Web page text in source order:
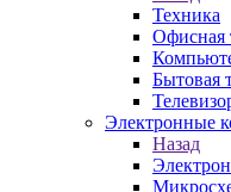
Техника
Офисная
Бытовая
Электронные
Назад